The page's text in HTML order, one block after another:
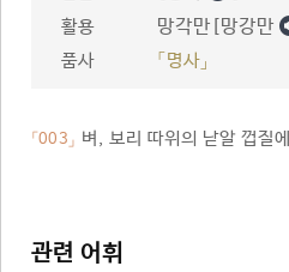
활용 망각만[망강만
품사 「명사」
「003」 벼, 보리 따위의 낟알 껍질
관련 어휘